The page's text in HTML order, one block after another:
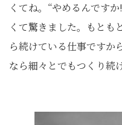
くてね。“やめるんです
くて驚きました。もとも
ら続けている仕事ですか
なら細々とでもつくり続